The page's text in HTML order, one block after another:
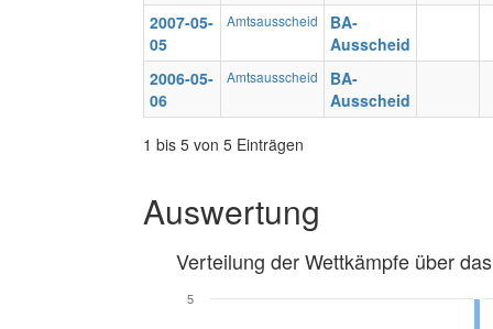
2007-05-
05
Amtsausscheid
BA-
Ausscheid
2006-05-
06
Amtsausscheid
BA-
Ausscheid
1 bis 5 von 5 Einträgen
Auswertung
Verteilung der Wettkämpfe über
5